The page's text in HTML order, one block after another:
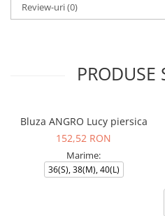
Review-uri(0)
PRODUSE
Bluza ANGRO Lucy piersica
152,52 RON
Marime:
36(S), 38(M), 40(L)